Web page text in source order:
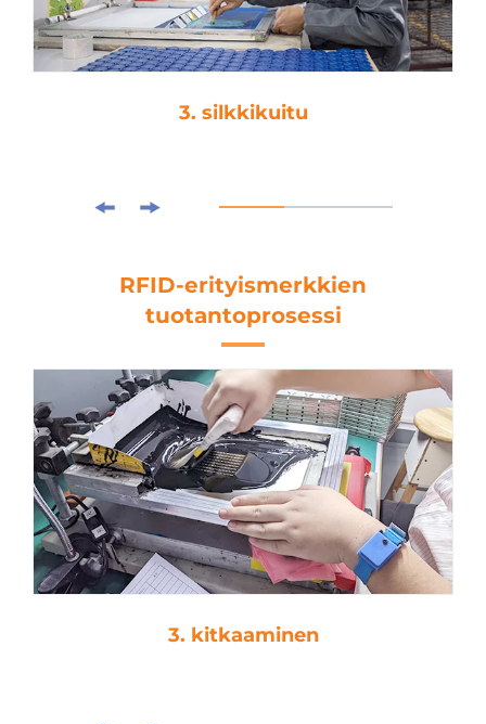
3. silkkikuitu
RFID-erityismerkkien
tuotantoprosessi
3. kitkaaminen